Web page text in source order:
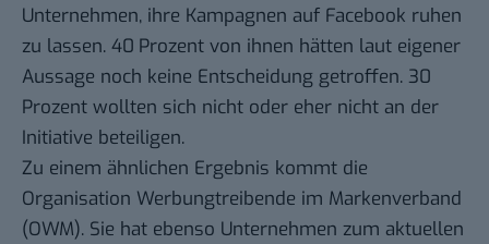
Unternehmen, ihre Kampagnen auf Facebook ruhen
zu lassen. 40 Prozent von ihnen hätten laut eigener
Aussage noch keine Entscheidung getroffen. 30
Prozent wollten sich nicht oder eher nicht an der
Initiative beteiligen.
Zu einem ähnlichen Ergebnis kommt die
Organisation Werbungtreibende im Markenverband
(OWM). Sie hat ebenso Unternehmen zum aktuellen